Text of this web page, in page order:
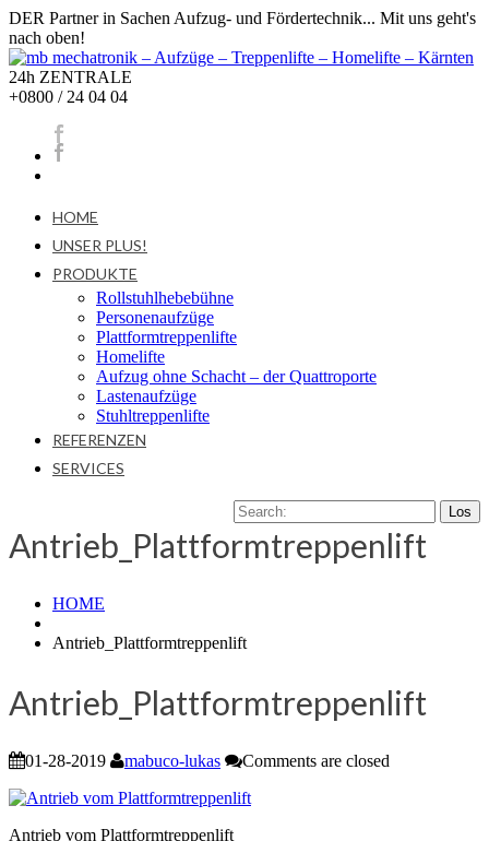
DER Partner in Sachen Aufzug- und Fördertechnik... Mit uns geht's
nach oben!
24h ZENTRALE
+0800 / 24 04 04
HOME
UNSER PLUS!
PRODUKTE
Rollstuhlhebebühne
Personenaufzüge
Plattformtreppenlifte
Homelifte
Aufzug ohne Schacht – der Quattroporte
Lastenaufzüge
Stuhltreppenlifte
REFERENZEN
SERVICES
Antrieb_Plattformtreppenlift
HOME
Antrieb_Plattformtreppenlift
Antrieb_Plattformtreppenlift
01-28-2019 mabuco-lukas Comments are closed
Antrieb vom Plattformtreppenlift